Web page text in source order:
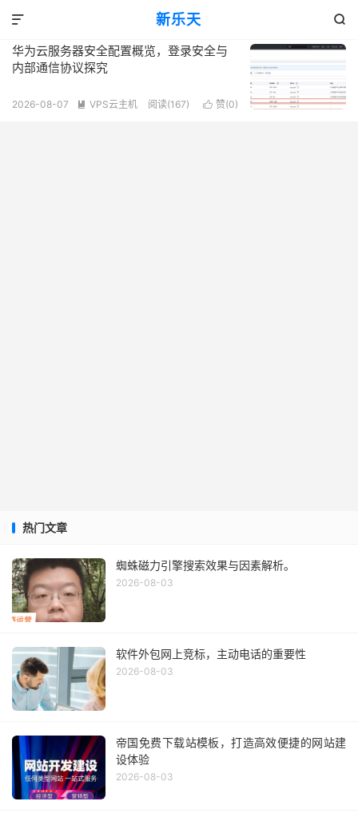
新乐天 
 共 1 篇文章
标签：华为云服务器安全配置
华为云服务器安全配置概览，登录安全与
内部通信协议探究
 赞(0)
2026-08-07  VPS云主机 阅读(167)
热门文章
蜘蛛磁力引擎搜索效果与因素解析。
2026-08-03
软件外包网上竞标，主动电话的重要性
2026-08-03
帝国免费下载站模板，打造高效便捷的网站建
设体验
2026-08-03